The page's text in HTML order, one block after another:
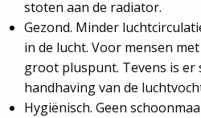
stoten aan de radiator.
Gezond. Minder
in de lucht. Voor mensen
groot pluspunt. Tevens is er
handhaving van de
Hygiënisch. Geen